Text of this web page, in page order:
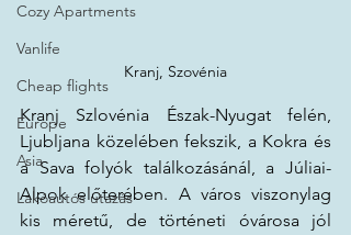
Cozy Apartments
Vanlife
Cheap flights
Europe
Asia
Lakóautós utazás
Kranj, Szovénia
Kranj Szlovénia Észak-Nyugat felén,
Ljubljana közelében fekszik, a Kokra és
a Sava folyók találkozásánál, a Júliai-
Alpok előterében. A város viszonylag
kis méretű, de történeti óvárosa jól